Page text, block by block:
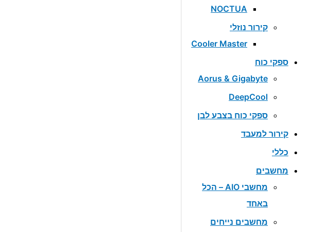
NOCTUA
קירור נוזלי
Cooler Master
ספקי כוח
Aorus & Gigabyte
DeepCool
ספקי כוח בצבע לבן
קירור למעבד
כללי
מחשבים
מחשבי AIO – הכל
באחד
מחשבים נייחים